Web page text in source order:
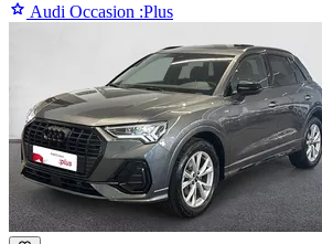
Audi Occasion :Plus